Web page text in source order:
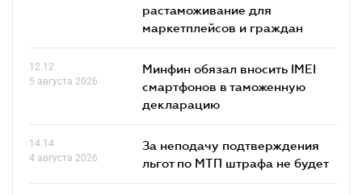
растаможивание для
маркетплейсов и граждан
12.12
5 августа 2026
Минфин обязал вносить IMEI
смартфонов в таможенную
декларацию
14.14
4 августа 2026
За неподачу подтверждения
льгот по МТП штрафа не будет